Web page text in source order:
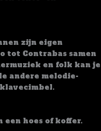
zijn eigen
tot Contrabas samen
en folk kan je
andere melodie-
hoes of koffer.